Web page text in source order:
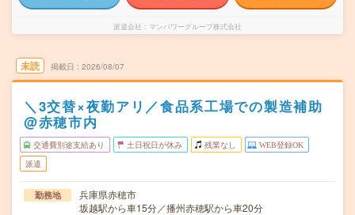
派遣会社 マンパワーグループ株式会社
未読 掲載日 2026/08/07
＼3交替×夜勤アリ／食品系工場での製造補助
@赤穂市内
交通費別途支給あり 土日祝日が休み 残業なし WEB登録OK
派遣
勤務地
兵庫県赤穂市
坂越駅から車15分／播州赤穂駅から車20分